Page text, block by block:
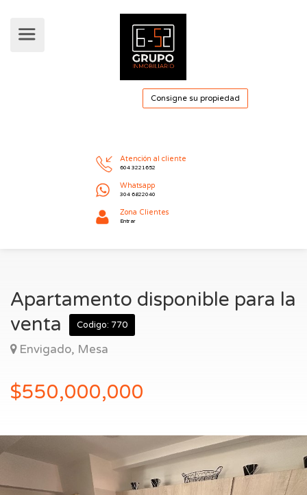
Zona Clientes
Apartamento disponible para la
venta
Codigo: 770
Envigado, Mesa
$550,000,000